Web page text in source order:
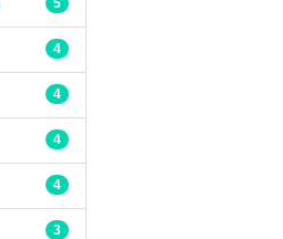
4
4
4
4
3